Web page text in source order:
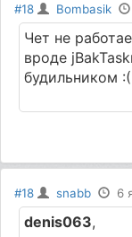
#18 Bombasik
Чет не
вроде
будильником
#18 snabb 6
denis063,